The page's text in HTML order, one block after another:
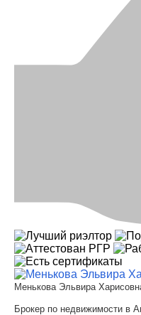
Менькова Эльвира
Брокер по недвижимости в